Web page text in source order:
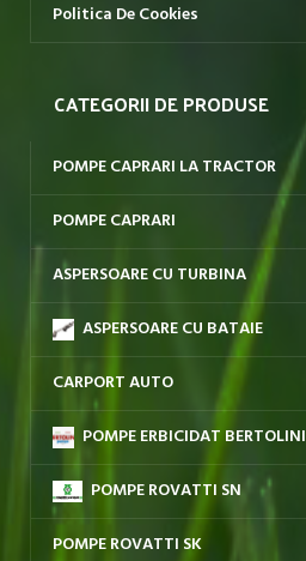
Politica De Cookies
CATEGORII DE PRODUSE
POMPE CAPRARI LA TRACTOR
POMPE CAPRARI
ASPERSOARE CU TURBINA
ASPERSOARE CU BATAIE
CARPORT AUTO
POMPE ERBICIDAT BERTOLINI
POMPE ROVATTI SN
POMPE ROVATTI SK